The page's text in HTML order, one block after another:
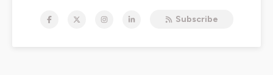
confidentialite
pour plus d'informations.Subscribe